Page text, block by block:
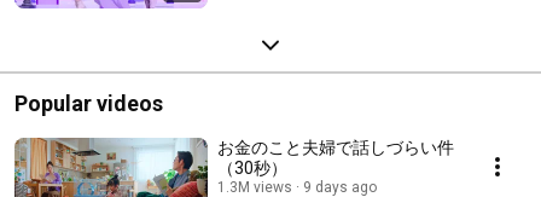
Popular videos
お金のこと夫婦で話しづらい件
（30秒）
1.3M views 9 days ago